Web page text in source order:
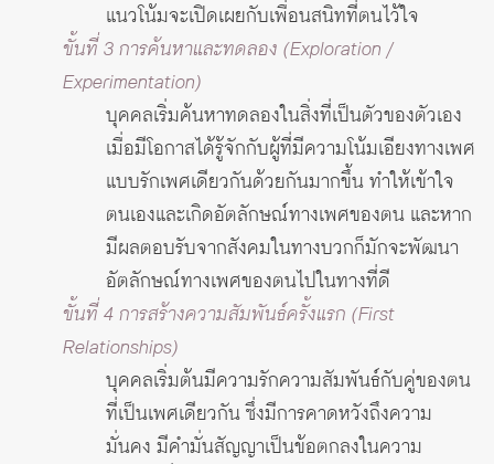
แนวโน้มจะเปิดเผยกับเพื่อนสนิทที่ตนไว้ใจ
ขั้นที่ 3 การค้นหาและทดลอง (Exploration /
Experimentation)
บุคคลเริ่มค้นหาทดลองในสิ่งที่เป็นตัวของตัวเอง
เมื่อมีโอกาสได้รู้จักกับผู้ที่มีความโน้มเอียงทางเพศ
แบบรักเพศเดียวกันด้วยกันมากขึ้น ทำให้เข้าใจ
ตนเองและเกิดอัตลักษณ์ทางเพศของตน และหาก
มีผลตอบรับจากสังคมในทางบวกก็มักจะพัฒนา
อัตลักษณ์ทางเพศของตนไปในทางที่ดี
ขั้นที่ 4 การสร้างความสัมพันธ์ครั้งแรก (First
Relationships)
บุคคลเริ่มต้นมีความรักความสัมพันธ์กับคู่ของตน
ที่เป็นเพศเดียวกัน ซึ่งมีการคาดหวังถึงความ
มั่นคง มีคำมั่นสัญญาเป็นข้อตกลงในความ